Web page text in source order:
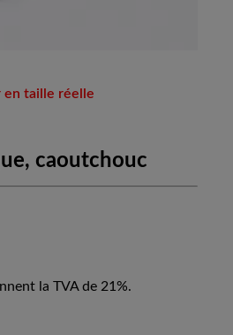
en taille réelle
caoutchouc
la TVA de 21%.